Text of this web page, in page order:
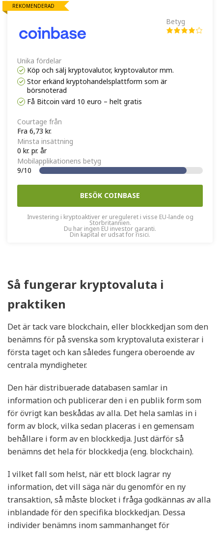
Betyg
Unika fördelar
Köp och sälj kryptovalutor, kryptovalutor mm.
Stor erkänd kryptohandelsplattform som är
börsnoterad
Få Bitcoin värd 10 euro – helt gratis
Courtage från
Fra 6,73 kr.
Minsta insättning
0 kr. pr. år
Mobilapplikationens betyg
9/10
BESÖK COINBASE
Investering i kryptoaktiver er ureguleret i visse EU-lande og
Storbritannien.
Du har ingen EU investor garanti.
Din kapital er udsat for risici.
REKOMENDERAD
Så fungerar kryptovaluta i
praktiken
Det är tack vare blockchain, eller blockkedjan som den
benämns för på svenska som kryptovaluta existerar i
första taget och kan således fungera oberoende av
centrala myndigheter.
Den här distribuerade databasen samlar in
information och publicerar den i en publik form som
för övrigt kan beskådas av alla. Det hela samlas in i
form av block, vilka sedan placeras i en gemensam
behållare i form av en blockkedja. Just därför så
benämns det hela för blockkedja (eng. blockchain).
I vilket fall som helst, när ett block lagrar ny
information, det vill säga när du genomför en ny
transaktion, så måste blocket i fråga godkännas av alla
inblandade för den specifika blockkedjan. Dessa
individer benämns inom sammanhanget för